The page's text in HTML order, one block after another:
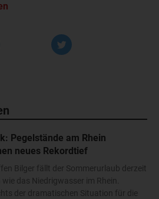
Pegelstände am Rhein
neues Rekordtief
Bilger fällt der Sommerurlaub derzeit
das Niedrigwasser im Rhein.
der dramatischen Situation für die